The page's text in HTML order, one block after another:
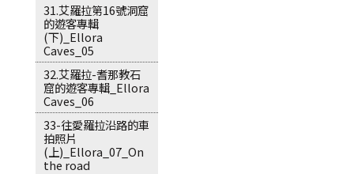
31.艾羅拉第16號洞窟
的遊客專輯
(下)_Ellora
Caves_05
32.艾羅拉-耆那教石
窟的遊客專輯_Ellora
Caves_06
33-往愛羅拉沿路的車
拍照片
(上)_Ellora_07_On
the road